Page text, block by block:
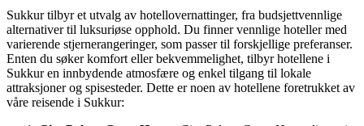
Sukkur tilbyr et utvalg av hotellovernattinger, fra budsjettvennlige
alternativer til luksuriøse opphold. Du finner vennlige hoteller med
varierende stjernerangeringer, som passer til forskjellige preferanser.
Enten du søker komfort eller bekvemmelighet, tilbyr hotellene i
Sukkur en innbydende atmosfære og enkel tilgang til lokale
attraksjoner og spisesteder. Dette er noen av hotellene foretrukket av
våre reisende i Sukkur: